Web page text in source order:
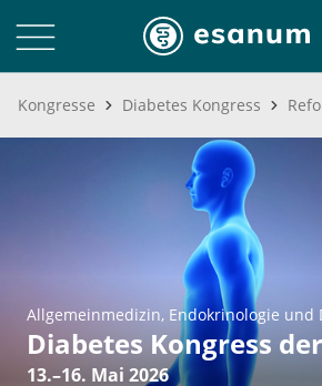
Kongresse Diabetes Kongress
Allgemeinmedizin Endokrinologie und
Diabetes Kongress
13.–16. Mai 2026